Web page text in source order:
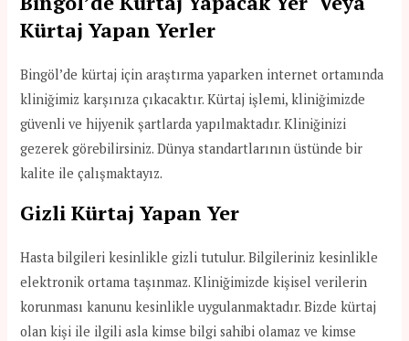
Kürtaj Yapan Yerler
Bingöl’de kürtaj için araştırma yaparken internet ortamında
kliniğimiz karşınıza çıkacaktır. Kürtaj işlemi, kliniğimizde
güvenli ve hijyenik şartlarda yapılmaktadır. Kliniğinizi
gezerek görebilirsiniz. Dünya standartlarının üstünde bir
kalite ile çalışmaktayız.
Gizli Kürtaj Yapan Yer
Hasta bilgileri kesinlikle gizli tutulur. Bilgileriniz kesinlikle
elektronik ortama taşınmaz. Kliniğimizde kişisel verilerin
korunması kanunu kesinlikle uygulanmaktadır. Bizde kürtaj
olan kişi ile ilgili asla kimse bilgi sahibi olamaz ve kimse